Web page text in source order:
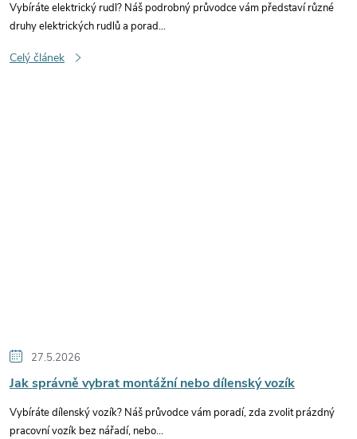
Vybíráte elektrický rudl? Náš podrobný průvodce vám představí různé
druhy elektrických rudlů a porad...
Celý článek
27.5.2026
Jak správně vybrat montážní nebo dílenský vozík
Vybíráte dílenský vozík? Náš průvodce vám poradí, zda zvolit prázdný
pracovní vozík bez nářadí, nebo...